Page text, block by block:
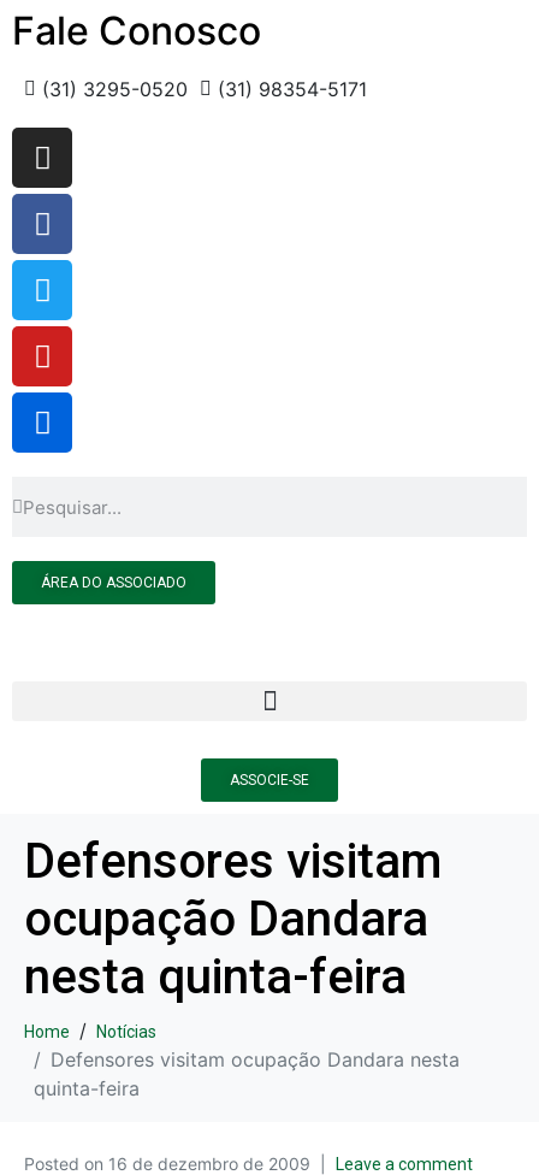
Fale Conosco
(31) 3295-0520 (31) 98354-5171
ÁREA DO ASSOCIADO
ASSOCIE-SE
Defensores visitam
ocupação Dandara
nesta quinta-feira
Home Notícias
Defensores visitam ocupação Dandara nesta
quinta-feira
Posted on 16 de dezembro de 2009 Leave a comment